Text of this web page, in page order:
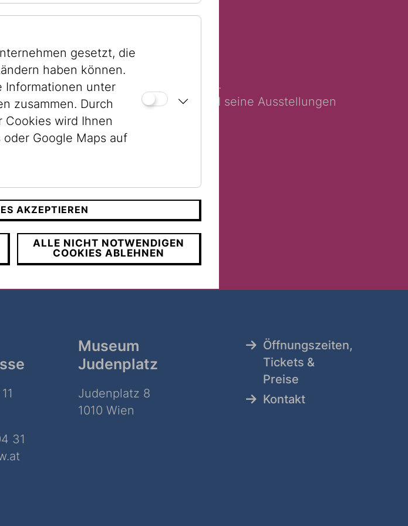
31-1538 oder E-Mail:
.
in der Zwischenzeit das Museum und seine Ausstellungen
31
Museum
Judenplatz
Judenplatz 8
1010 Wien
Öffnungszeiten,
Tickets &
Preise
Kontakt
gesetzt, die
haben können.
Informationen unter
zusammen. Durch
Cookies wird Ihnen
Google Maps auf
AKZEPTIEREN
ALLE NICHT NOTWENDIGEN
COOKIES ABLEHNEN